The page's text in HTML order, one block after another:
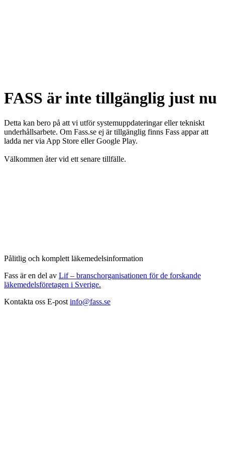
FASS är inte tillgänglig just nu
Detta kan bero på att vi utför systemuppdateringar eller tekniskt
underhållsarbete. Om Fass.se ej är tillgänglig finns Fass appar att
ladda ner via App Store eller Google Play.
Välkommen åter vid ett senare tillfälle.
Pålitlig och komplett läkemedelsinformation
Fass är en del av Lif – branschorganisationen för de forskande
läkemedelsföretagen i Sverige.
Kontakta oss E-post info@fass.se